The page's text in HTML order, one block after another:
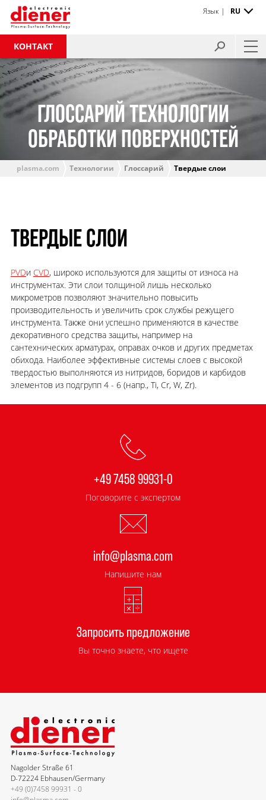
КОНТАКТ
Язык | RU
ГЛОССАРИЙ ТЕХНОЛОГИИ
ОБРАБОТКИ ПОВЕРХНОСТЕЙ
plasma.com Технологии Глоссарий Твердые слои
ТВЕРДЫЕ СЛОИ
PVDи CVD, широко используются для защиты от износа на
инструментах. Эти слои толщиной лишь несколько
микрометров позволяют значительно повысить
производительность и увеличить срок службы режущего
инструмента. Также они успешно применяются в качестве
декоративного средства защиты, например на
сантехнических арматурах, оправах очков и других предметах
обихода. Наиболее эффективные системы слоев с высокой
твердостью выполняются из нитридов, боридов и карбидов
элементов из подгрупп 4 - 6 (напр., Ti, Cr, W, Zr).
+49 7458 99931-0
Поговорите с экспертом
info@plasma.com
Напишите нам
Запросить предложение
Вы точно знаете, что ищете
Nagolder Straße 61
D-72224 Ebhausen/Germany
+49 (0)7458 99931 - 0